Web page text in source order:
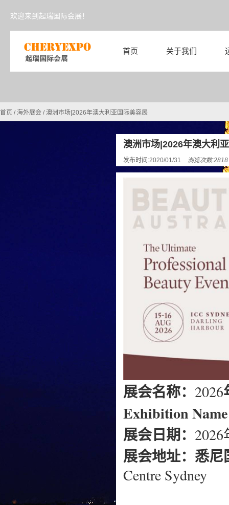
欢迎来到起瑞国际会展！
首页 关于我们
首页 /海外展会 /澳洲市场|2026年澳大利亚国际美容展
澳洲市场|2026年澳大利
发布时间:2020/01/31 浏览次数
展会名称： 2026
Exhibition
展会日期：
展会地址：悉
Centre Sydney